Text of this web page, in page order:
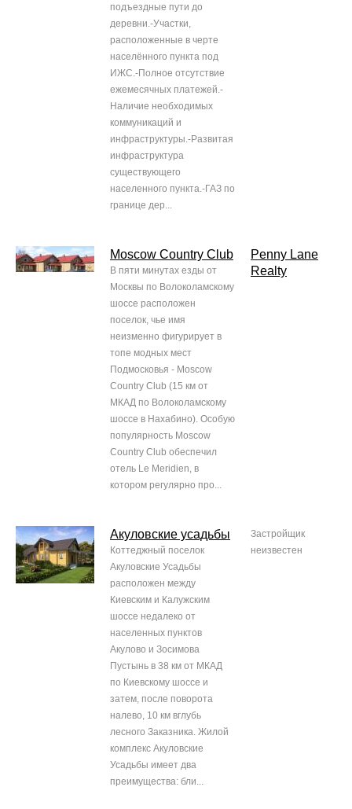
подъездные пути до
деревни.-Участки,
расположенные в черте
населённого пункта под
ИЖС.-Полное отсутствие
ежемесячных платежей.-
Наличие необходимых
коммуникаций и
инфраструктуры.-Развитая
инфраструктура
существующего
населенного пункта.-ГАЗ по
границе дер...
Moscow Country Club
В пяти минутах езды от
Москвы по Волоколамскому
шоссе расположен
поселок, чье имя
неизменно фигурирует в
топе модных мест
Подмосковья - Moscow
Country Club (15 км от
МКАД по Волоколамскому
шоссе в Нахабино). Особую
популярность Moscow
Country Club обеспечил
отель Le Meridien, в
котором регулярно про...
Penny Lane
Realty
Акуловские усадьбы
Коттеджный поселок
Акуловские Усадьбы
расположен между
Киевским и Калужским
шоссе недалеко от
населенных пунктов
Акулово и Зосимова
Пустынь в 38 км от МКАД
по Киевскому шоссе и
затем, после поворота
налево, 10 км вглубь
лесного Заказника. Жилой
комплекс Акуловские
Усадьбы имеет два
преимущества: бли...
Застройщик
неизвестен